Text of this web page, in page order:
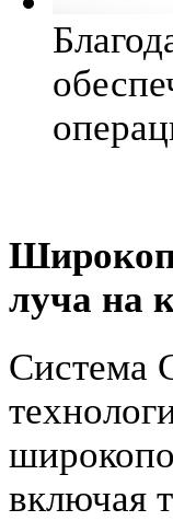
луча на
Система
включая